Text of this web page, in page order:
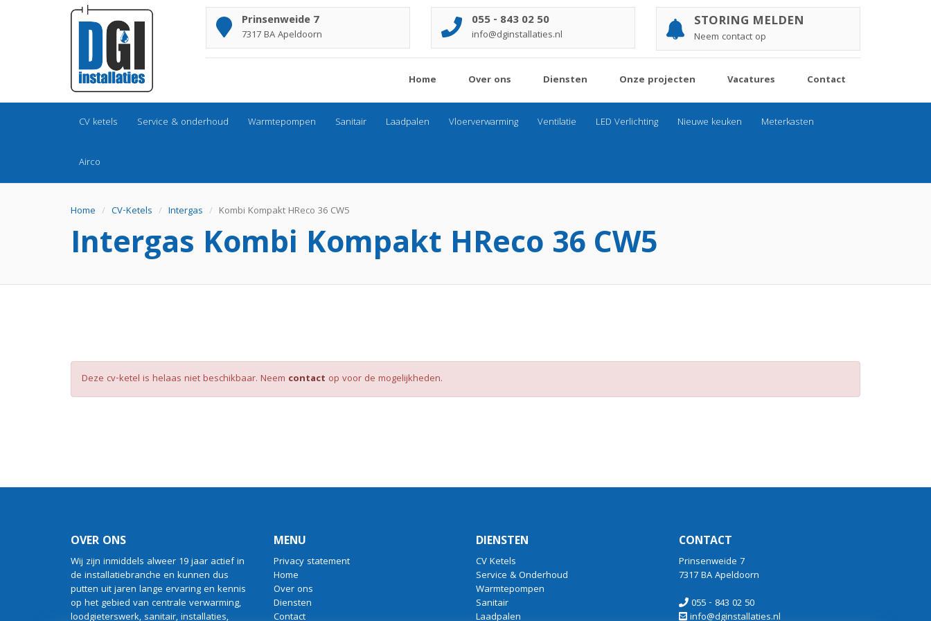
Prinsenweide 7
7317 BA Apeldoorn
055 - 843 02 50
info@dginstallaties.nl
STORING MELDEN
Neem contact op
Home Over ons Diensten Onze projecten Vacatures Contact
CV ketels Service & onderhoud Warmtepompen Sanitair Laadpalen Vloerverwarming Ventilatie LED Verlichting Nieuwe keuken Meterkasten
Airco
Home CV-Ketels Intergas Kombi Kompakt HReco 36 CW5
Intergas Kombi Kompakt HReco 36 CW5
Deze cv-ketel is helaas niet beschikbaar. Neem contact op voor de mogelijkheden.
OVER ONS
Wij zijn inmiddels alweer 19 jaar actief in
de installatiebranche en kunnen dus
putten uit jaren lange ervaring en kennis
op het gebied van centrale verwarming,
loodgieterswerk, sanitair, installaties,
MENU
Privacy statement
Home
Over ons
Diensten
Contact
DIENSTEN
CV Ketels
Service & Onderhoud
Warmtepompen
Sanitair
Laadpalen
CONTACT
Prinsenweide 7
7317 BA Apeldoorn
055 - 843 02 50
info@dginstallaties.nl